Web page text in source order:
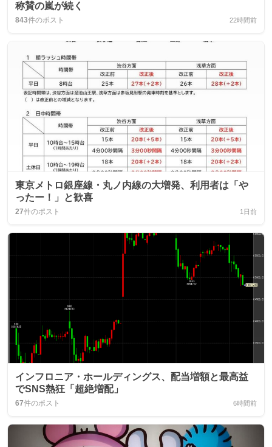
称賛の嵐が続く
843件のポスト 22時間前
東京メトロ銀座線・丸ノ内線の大増発、利用者は「や
ったー！」と歓喜
27件のポスト 1日前
インフロニア・ホールディングス、配当増額と最高益
でSNS熱狂「超絶増配」
67件のポスト 6時間前